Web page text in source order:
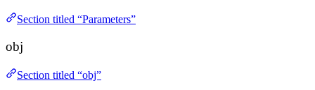
Section titled “Parameters”
obj
Section titled “obj”